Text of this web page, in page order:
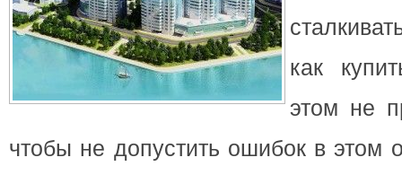
как
этом не
чтобы не допустить ошибок в этом